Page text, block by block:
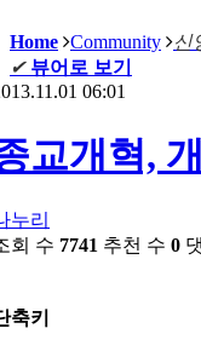
Home Community
신
✔ 뷰어로 보기
06:01
교개혁,
누리
회 수 7741 추천 수 0
축키